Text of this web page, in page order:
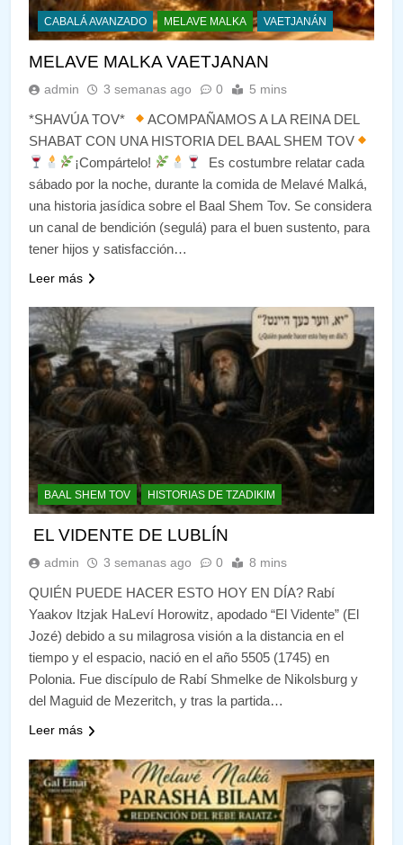
CABALÁ AVANZADO MELAVE MALKA VAETJANÁN
MELAVE MALKA VAETJANAN
admin 3 semanas ago 0 5 mins
*SHAVÚA TOV*
ACOMPAÑAMOS A LA REINA DEL
SHABAT CON UNA HISTORIA DEL BAAL SHEM TOV
¡Compártelo!
Es costumbre relatar cada
sábado por la noche, durante la comida de Melavé Malká,
una historia jasídica sobre el Baal Shem Tov. Se considera
un canal de bendición (segulá) para el buen sustento, para
tener hijos y satisfacción…
Leer más
BAAL SHEM TOV HISTORIAS DE TZADIKIM
EL VIDENTE DE LUBLÍN
admin 3 semanas ago 0 8 mins
QUIÉN PUEDE HACER ESTO HOY EN DÍA? Rabí
Yaakov Itzjak HaLeví Horowitz, apodado “El Vidente” (El
Jozé) debido a su milagrosa visión a la distancia en el
tiempo y el espacio, nació en el año 5505 (1745) en
Polonia. Fue discípulo de Rabí Shmelke de Nikolsburg y
del Maguid de Mezeritch, y tras la partida…
Leer más